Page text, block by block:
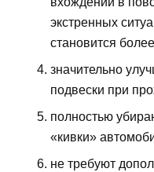
экстренных
становится
значительно
подвески при
полностью
«кивки»
не требуют